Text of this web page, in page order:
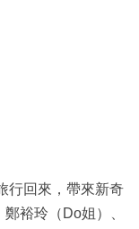
行回來，帶來新奇
裕玲（Do姐）、